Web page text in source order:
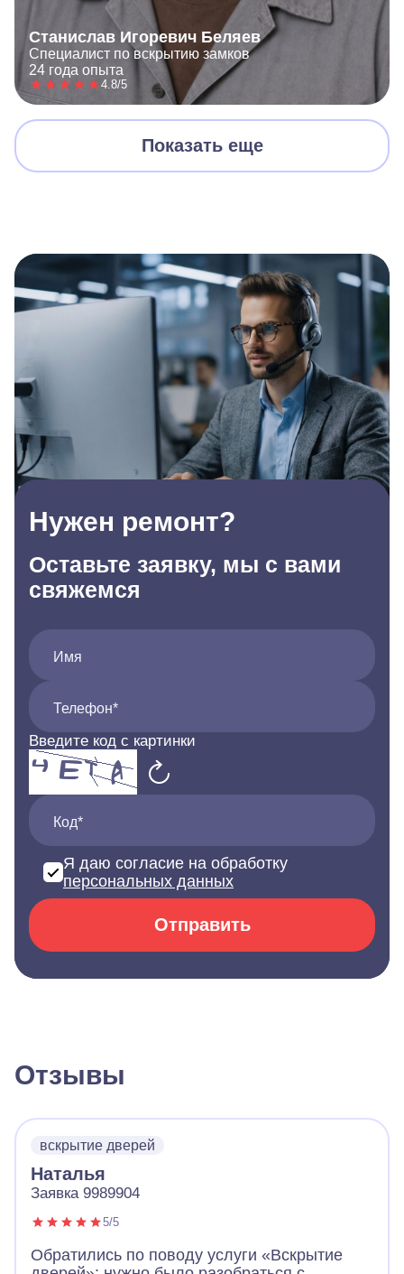
Станислав Игоревич Беляев
Специалист по вскрытию замков
24 года опыта
4.8/5
Показать еще
Нужен ремонт?
Оставьте заявку, мы с вами
свяжемся
Имя
Телефон*
Введите код с картинки
Код*
Я даю согласие на обработку
персональных данных
Отправить
Отзывы
вскрытие дверей
Наталья
Заявка 9989904
5/5
Обратились по поводу услуги «Вскрытие